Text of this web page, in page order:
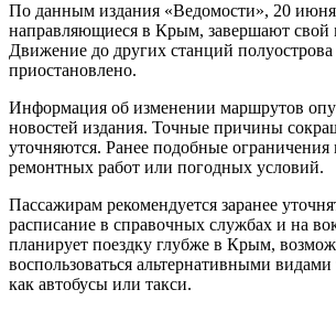
По данным издания «Ведомости», 20 июня
направляющиеся в Крым, завершают свой
Движение до других станций
приостановлено.
Информация об изменении маршрутов
новостей издания. Точные причины
уточняются. Ранее подобные ограничения
ремонтных работ или погодных условий.
Пассажирам рекомендуется заранее
расписание в справочных службах и на
планирует поездку глубже в Крым,
воспользоваться альтернативными
как автобусы или такси.